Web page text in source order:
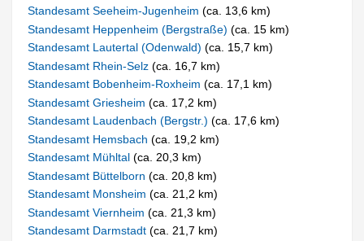
Standesamt Seeheim-Jugenheim(ca. 13,6 km)
Standesamt Heppenheim (Bergstraße)(ca. 15 km)
Standesamt Lautertal (Odenwald)(ca. 15,7 km)
Standesamt Rhein-Selz(ca. 16,7 km)
Standesamt Bobenheim-Roxheim(ca. 17,1 km)
Standesamt Griesheim(ca. 17,2 km)
Standesamt Laudenbach (Bergstr.)(ca. 17,6 km)
Standesamt Hemsbach(ca. 19,2 km)
Standesamt Mühltal(ca. 20,3 km)
Standesamt Büttelborn(ca. 20,8 km)
Standesamt Monsheim(ca. 21,2 km)
Standesamt Viernheim(ca. 21,3 km)
Standesamt Darmstadt(ca. 21,7 km)